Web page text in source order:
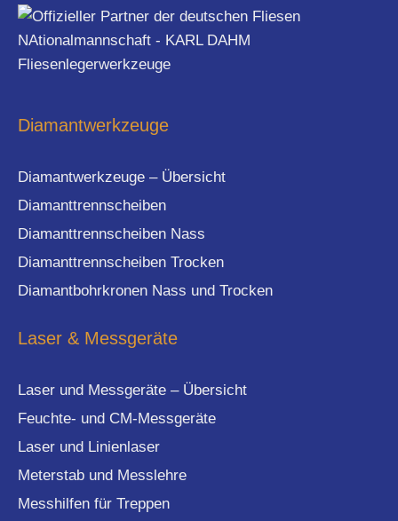
Diamantwerkzeuge
Diamantwerkzeuge – Übersicht
Diamanttrennscheiben
Diamanttrennscheiben Nass
Diamanttrennscheiben Trocken
Diamantbohrkronen Nass und Trocken
Laser & Messgeräte
Laser und Messgeräte – Übersicht
Feuchte- und CM-Messgeräte
Laser und Linienlaser
Meterstab und Messlehre
Messhilfen für Treppen